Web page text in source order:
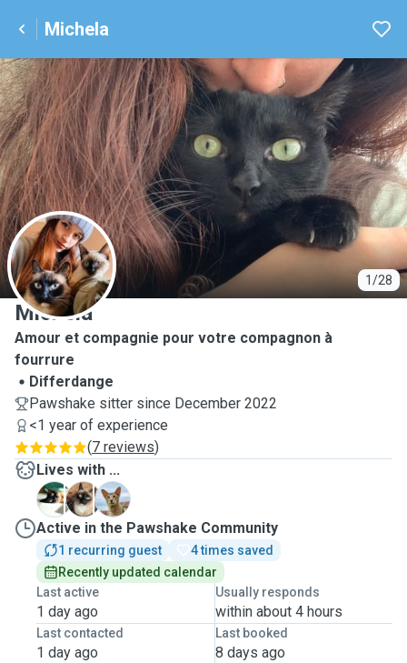
Michela
1/28
M
Michela
Amour et compagnie pour votre compagnon à
fourrure
Differdange
Pawshake sitter since December 2022
<1 year of experience
(7 reviews)
Lives with ...
B
M
V
Active in the Pawshake Community
1 recurring guest
4 times saved
Recently updated calendar
Last active
1 day ago
Usually responds
within about 4 hours
Last contacted
1 day ago
Last booked
8 days ago